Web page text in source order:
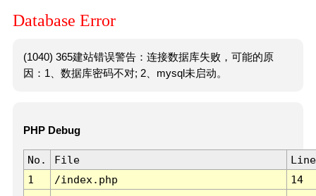
Database Error
(1040) 365建站错误警告：连接数据库失败，可能的原
因：1、数据库密码不对; 2、mysql未启动。
PHP Debug
No. File
Line
1
/index.php 14